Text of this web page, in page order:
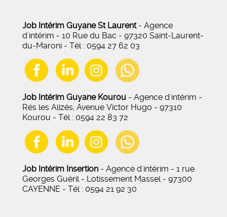
Job Intérim Guyane St Laurent- Agence
d'intérim - 10 Rue du Bac - 97320 Saint-Laurent-
du-Maroni - Tél : 0594 27 62 03
Job Intérim Guyane Kourou - Agence d'intérim -
Rés les Alizés, Avenue Victor Hugo - 97310
Kourou - Tél : 0594 22 83 72
Job Intérim Insertion - Agence d'intérim - 1 rue
Georges Guéril - Lotissement Massel - 97300
CAYENNE - Tél : 0594 21 92 30